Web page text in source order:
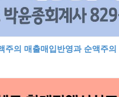
주의 매출매입반영과 순액주의